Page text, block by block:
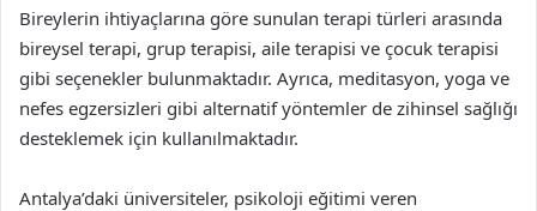
Bireylerin ihtiyaçlarına göre sunulan terapi türleri arasında
bireysel terapi, grup terapisi, aile terapisi ve çocuk terapisi
gibi seçenekler bulunmaktadır. Ayrıca, meditasyon, yoga ve
nefes egzersizleri gibi alternatif yöntemler de zihinsel sağlığı
desteklemek için kullanılmaktadır.
Antalya’daki üniversiteler, psikoloji eğitimi veren